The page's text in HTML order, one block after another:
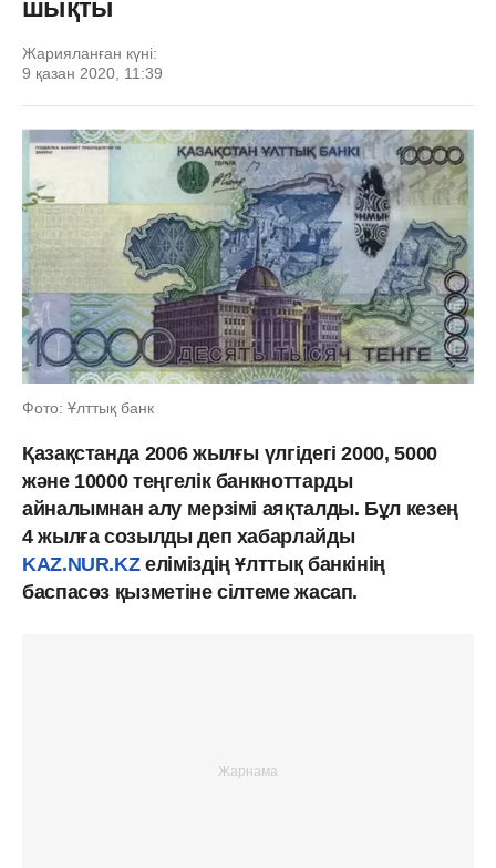
шықты
Жарияланған күні:
9 қазан 2020, 11:39
Фото: Ұлттық банк
Қазақстанда 2006 жылғы үлгідегі 2000, 5000
және 10000 теңгелік банкноттарды
айналымнан алу мерзімі аяқталды. Бұл кезең
4 жылға созылды деп хабарлайды
KAZ.NUR.KZеліміздің Ұлттық банкінің
баспасөз қызметіне сілтеме жасап.